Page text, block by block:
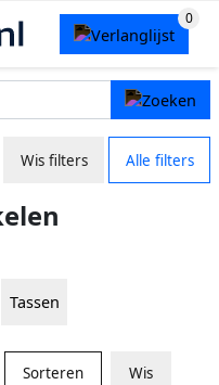
Wis filters Alle filters
Tassen
Sorteren Wis